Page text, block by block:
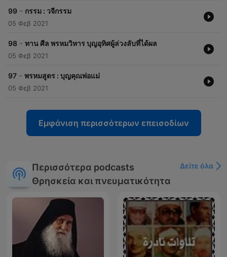
99 - กรรม : วจีกรรม
05 Φεβ 2021
98 - ทาน ศีล พรหมวิหาร บุญอุทิศผู้ล่วงลับที่ได้ผล
05 Φεβ 2021
97 - พรหมสูตร : บุญคุณพ่อแม่
05 Φεβ 2021
Εμφάνιση περισσότερων επεισοδίων
Περισσότερα podcasts
Θρησκεία και πνευματικότητα
Δείτε όλα